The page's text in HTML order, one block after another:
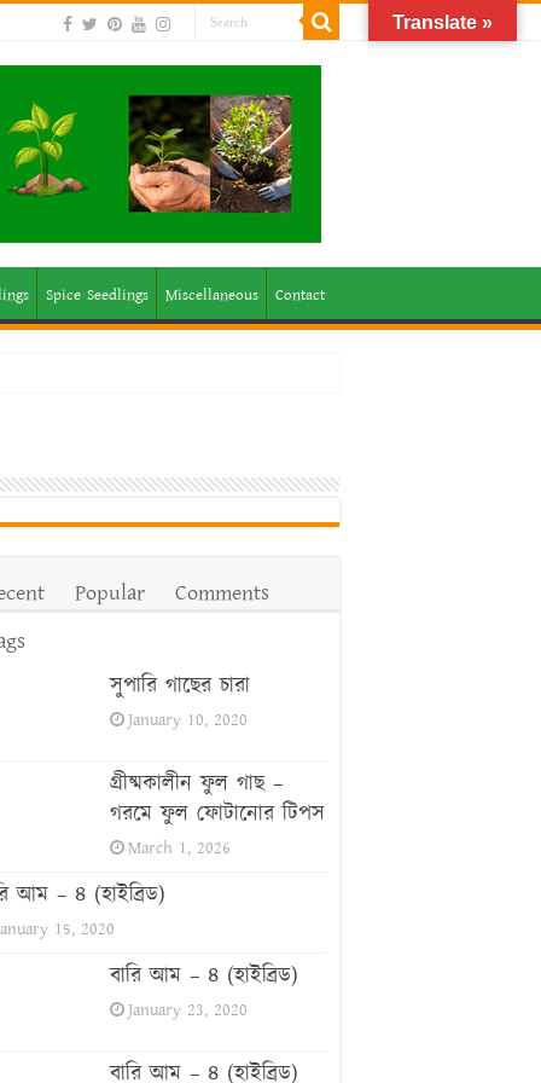
Spice Seedlings Miscellaneous Contact
Popular
Comments
সুপারি গাছের চারা
January 10, 2020
গ্রীষ্মকালীন ফুল গাছ –
গরমে ফুল ফোটানোর টিপস
March 1, 2026
আম – ৪ (হাইব্রিড)
15, 2020
বারি আম – ৪ (হাইব্রিড)
January 23, 2020
বারি আম – ৪ (হাইব্রিড)
Translate »